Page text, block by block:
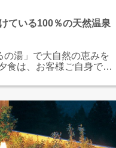
ている100％の天然温泉
湯」で大自然の恵みを
食は、お客様ご自身で新
り移築した囲炉裏端で昔
。